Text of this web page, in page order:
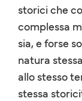
storici che
complessa
sia, e forse
natura
allo stesso
stessa